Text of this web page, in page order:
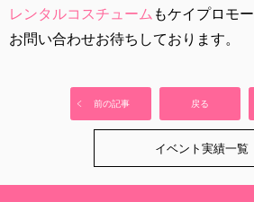
レンタルコスチュームもケイプロモ
お問い合わせお待ちしております。
前の記事 戻る
イベント実績一覧